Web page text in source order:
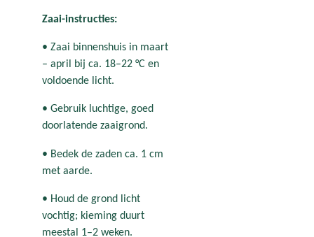
Zaai-instructies:
• Zaai binnenshuis in maart
– april bij ca. 18–22 °C en
voldoende licht.
• Gebruik luchtige, goed
doorlatende zaaigrond.
• Bedek de zaden ca. 1 cm
met aarde.
• Houd de grond licht
vochtig; kieming duurt
meestal 1–2 weken.